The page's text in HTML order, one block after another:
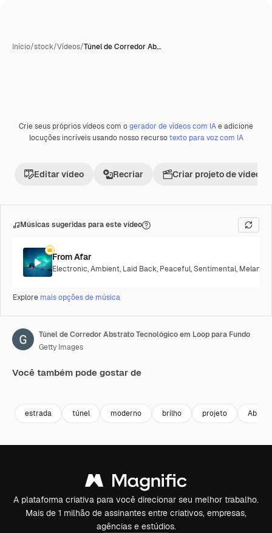
Início/stock/Vídeos/Túnel de Corredor Ab…
Premium
Crie seus próprios vídeos com ogerador de vídeos com IAe adicione
locuções incríveis usando nosso recursotexto para voz com IA
Editar vídeo Recriar Criar projeto de vídeo
Músicas sugeridas para este vídeo
From Afar
Electronic,Ambient, Laid Back, Peaceful,Sentimental,
Explore mais opções de música
Túnel de Corredor Abstrato Tecnológico em Loop para Fundo
Getty Images
Você também pode gostar de
estrada túnel moderno brilho projeto
A plataforma criativa para você direcionar seu melhor trabalho.
Mais de 1 milhão de assinantes entre criativos, empresas,
agências e estúdios.